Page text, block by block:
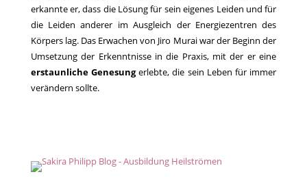
erkannte er, dass die Lösung für sein eigenes Leiden und für
die Leiden anderer im Ausgleich der Energiezentren des
Körpers lag. Das Erwachen von Jiro Murai war der Beginn der
Umsetzung der Erkenntnisse in die Praxis, mit der er eine
erstaunliche Genesungerlebte, die sein Leben für immer
verändern sollte.